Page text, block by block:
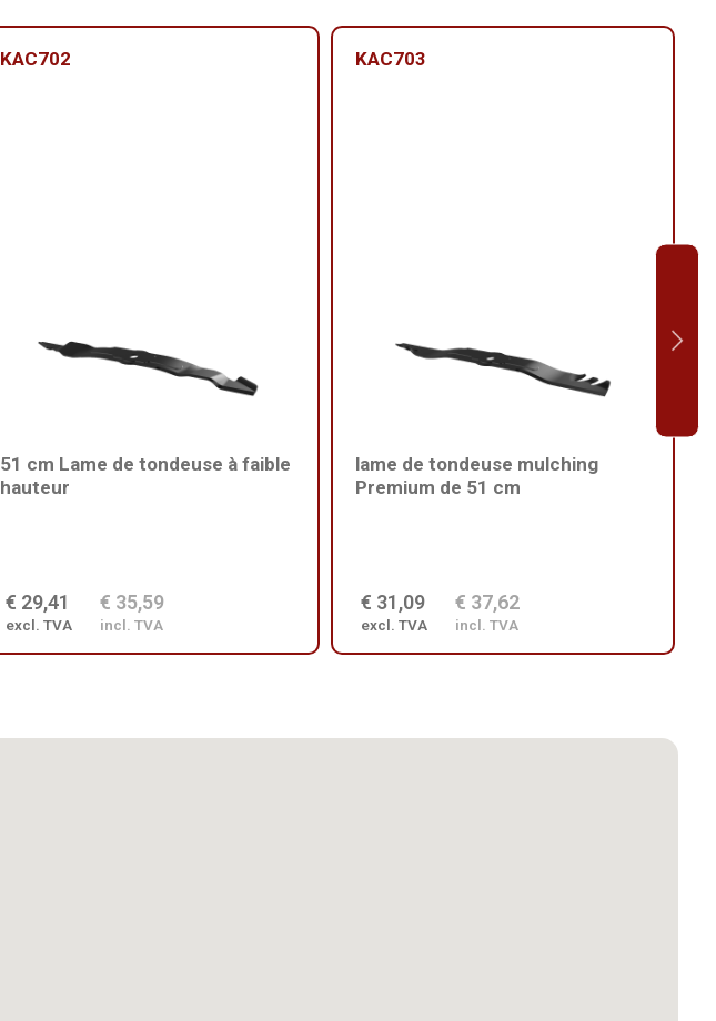
KAC702
51 cm Lame de tondeuse à faible
hauteur
€ 29,41
excl. TVA
€ 35,59
incl. TVA
KAC703
lame de tondeuse mulching
Premium de 51 cm
€ 31,09
excl. TVA
€ 37,62
incl. TVA